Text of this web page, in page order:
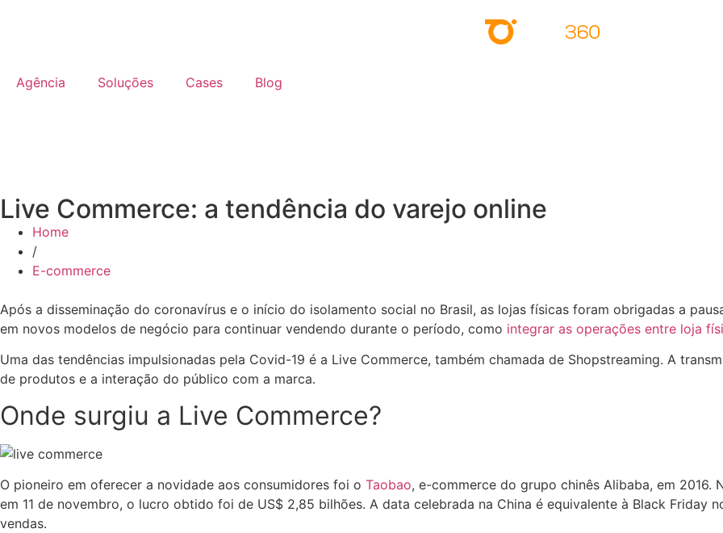
Agência Soluções Cases Blog
Live Commerce: a tendência do varejo online
Home
/
E-commerce
Após a disseminação do coronavírus e o início do isolamento social no Brasil, as lojas físicas foram obrigadas a
em novos modelos de negócio para continuar vendendo durante o período, como integrar as operações entre loja
Uma das tendências impulsionadas pela Covid-19 é a Live Commerce, também chamada de Shopstreaming. A
de produtos e a interação do público com a marca.
Onde surgiu a Live Commerce?
O pioneiro em oferecer a novidade aos consumidores foi o Taobao, e-commerce do grupo chinês Alibaba, em 2016.
em 11 de novembro, o lucro obtido foi de US$ 2,85 bilhões. A data celebrada na China é equivalente à Black Friday
vendas.